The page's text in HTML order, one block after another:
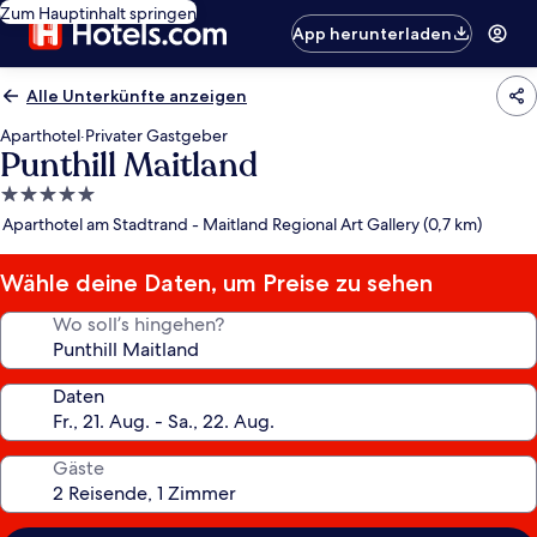
Zum Hauptinhalt springen
App herunterladen
Alle Unterkünfte anzeigen
Aparthotel·Privater Gastgeber
Punthill Maitland
5.0-
Sterne-
Aparthotel am Stadtrand - Maitland Regional Art Gallery (0,7 km)
Wähle deine Daten, um Preise zu sehen
Wo soll’s hingehen?
Daten
Gäste